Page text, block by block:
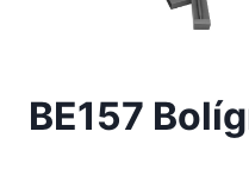
BE157